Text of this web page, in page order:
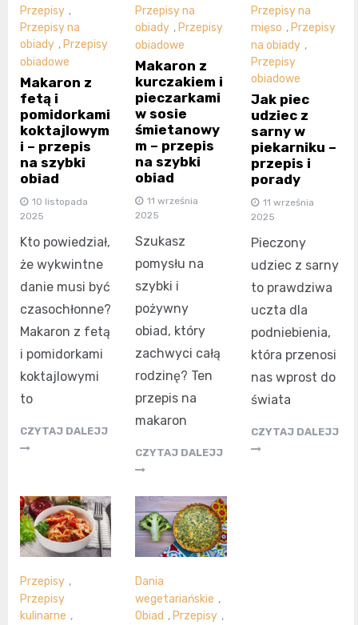
Przepisy ,
Przepisy na
obiady ,Przepisy
obiadowe
Makaron z
fetą i
pomidorkami
koktajlowym
i – przepis
na szybki
obiad
10 listopada
2025
Kto powiedział,
że wykwintne
danie musi być
czasochłonne?
Makaron z fetą
i pomidorkami
koktajlowymi
to
CZYTAJ DALEJJ
Przepisy na
obiady , Przepisy
obiadowe
Makaron z
kurczakiem i
pieczarkami
w sosie
śmietanowy
m – przepis
na szybki
obiad
11 września
2025
Szukasz
pomysłu na
szybki i
pożywny
obiad, który
zachwyci całą
rodzinę? Ten
przepis na
makaron
CZYTAJ DALEJJ
Przepisy na
mięso , Przepisy
na obiady ,
Przepisy
obiadowe
Jak piec
udziec z
sarny w
piekarniku –
przepis i
porady
11 września
2025
Pieczony
udziec z sarny
to prawdziwa
uczta dla
podniebienia,
która przenosi
nas wprost do
świata
CZYTAJ DALEJJ
Przepisy ,
Przepisy
kulinarne ,
Dania
wegetariańskie ,
Obiad , Przepisy ,